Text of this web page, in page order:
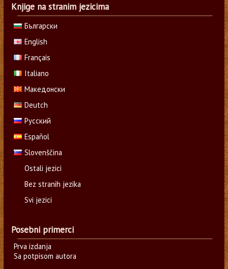
Knjige na stranim jezicima
Български
English
Français
Italiano
Македонски
Deutch
Русский
Español
Slovenščina
Ostali jezici
Bez stranih jezika
Svi jezici
Posebni primerci
Prva izdanja
Sa potpisom autora